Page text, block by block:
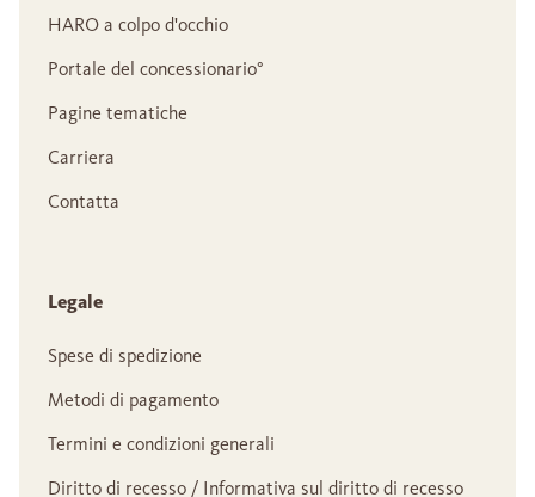
HARO a colpo d'occhio
Portale del concessionario°
Pagine tematiche
Carriera
Contatta
Legale
Spese di spedizione
Metodi di pagamento
Termini e condizioni generali
Diritto di recesso / Informativa sul diritto di recesso